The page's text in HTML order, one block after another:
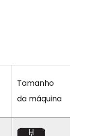
Tamanho
da máquina